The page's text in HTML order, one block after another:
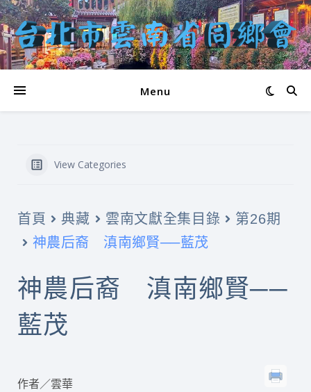
Menu
View Categories
首頁 典藏 雲南文獻全集目錄 第26期
神農后裔 滇南鄉賢──藍茂
神農后裔 滇南鄉賢──
藍茂
作者／雲華